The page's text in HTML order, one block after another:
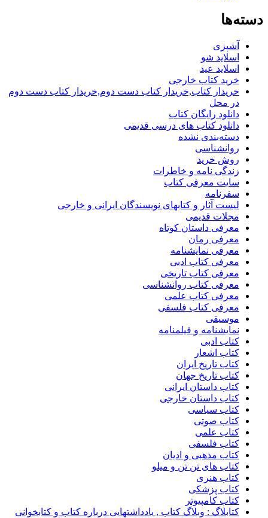
دسته‌ها
آشپزی
اسلاید شو
اسلاید عید
خرید کتاب خارجی
خریدار کتاب,خریدار کتاب دست دوم,خریدار کتاب دست دوم
در محل
دانلود رایگان کتاب
دانلود کتاب های درسی قدیمی
دسته‌بندی نشده
روانشناسی
روش خرید
زندگی نامه و خاطرات
سایت معرفی کتاب
سفرنامه
لیست آثار و کتابهای نویسندگان ایرانی و خارجی
مجلات قدیمی
معرفی داستان کوتاه
معرفی رمان
معرفی نمایشنامه
معرفی کتاب ادبی
معرفی کتاب تاریخی
معرفی کتاب روانشناسی
معرفی کتاب علمی
معرفی کتاب فلسفی
موسیقی
نمایشنامه و فیلمنامه
کتاب ادبی
کتاب اشعار
کتاب تاریخ ایران
کتاب تاریخ جهان
کتاب داستان ایرانی
کتاب داستان خارجی
کتاب سیاسی
کتاب صوتی
کتاب علمی
کتاب فلسفی
کتاب مذهبی و ادیان
کتاب های تن تن و میلو
کتاب هنری
کتاب پزشکی
کتاب کامپیوتر
کتابلاگ : وبلاگ کتاب , یادداشتهایی درباره کتاب و کتابخوانی